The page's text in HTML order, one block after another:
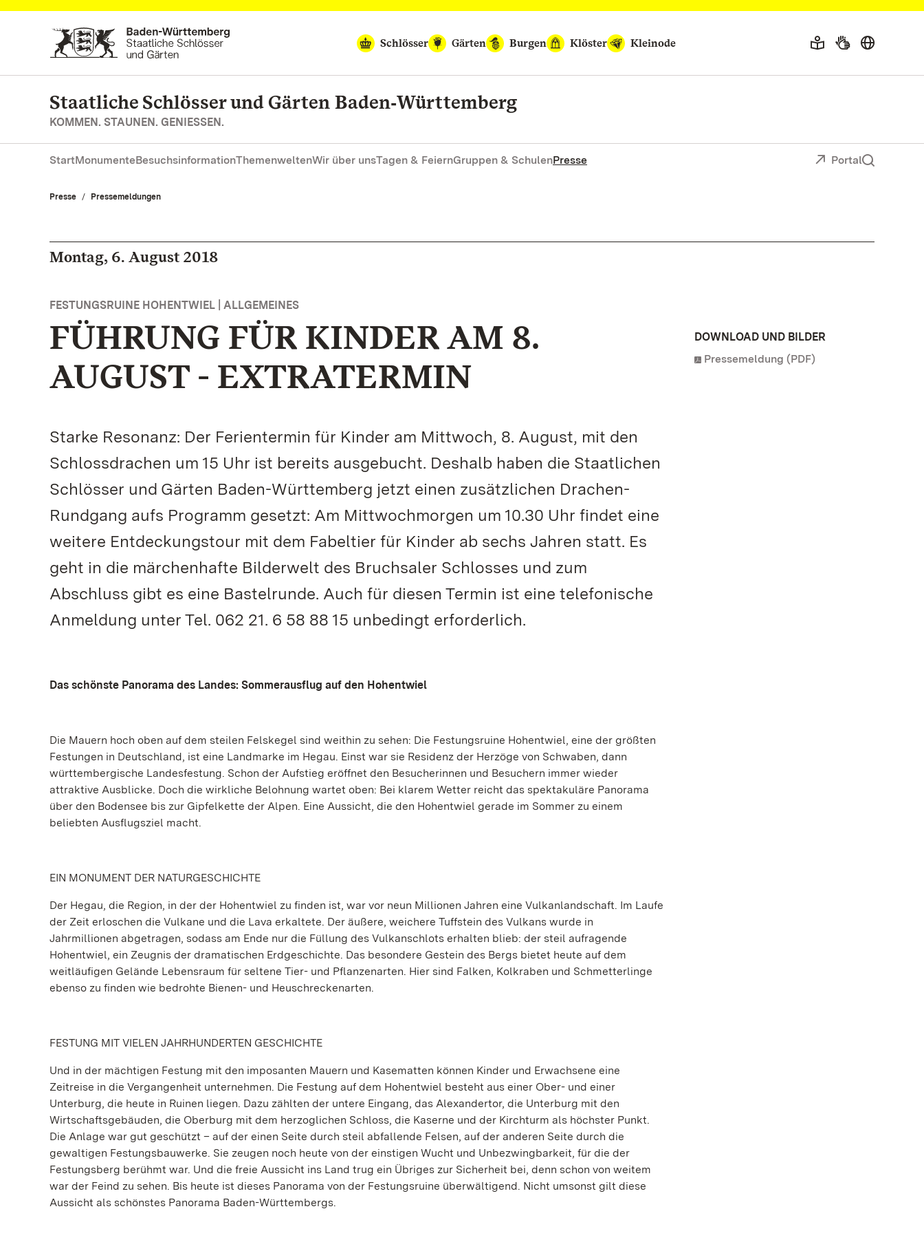
Zum Hauptinhalt springen
Schlösser
Gärten Burgen Klöster Kleinode
Staatliche Schlösser und Gärten Baden‑Württemberg
KOMMEN. STAUNEN. GENIESSEN.
StartMonumenteBesuchsinformationThemenweltenWir über unsTagen & FeiernGruppen & SchulenPresse Portal
Presse Pressemeldungen
Montag, 6. August 2018
FESTUNGSRUINE HOHENTWIEL | ALLGEMEINES
FÜHRUNG FÜR KINDER AM 8.
AUGUST - EXTRATERMIN
Starke Resonanz: Der Ferientermin für Kinder am Mittwoch, 8. August, mit den
Schlossdrachen um 15 Uhr ist bereits ausgebucht. Deshalb haben die Staatlichen
Schlösser und Gärten Baden-Württemberg jetzt einen zusätzlichen Drachen-
Rundgang aufs Programm gesetzt: Am Mittwochmorgen um 10.30 Uhr findet eine
weitere Entdeckungstour mit dem Fabeltier für Kinder ab sechs Jahren statt. Es
geht in die märchenhafte Bilderwelt des Bruchsaler Schlosses und zum
Abschluss gibt es eine Bastelrunde. Auch für diesen Termin ist eine telefonische
Anmeldung unter Tel. 062 21. 6 58 88 15 unbedingt erforderlich.
Das schönste Panorama des Landes: Sommerausflug auf den Hohentwiel
Die Mauern hoch oben auf dem steilen Felskegel sind weithin zu sehen: Die Festungsruine Hohentwiel, eine der größten
Festungen in Deutschland, ist eine Landmarke im Hegau. Einst war sie Residenz der Herzöge von Schwaben, dann
württembergische Landesfestung. Schon der Aufstieg eröffnet den Besucherinnen und Besuchern immer wieder
attraktive Ausblicke. Doch die wirkliche Belohnung wartet oben: Bei klarem Wetter reicht das spektakuläre Panorama
über den Bodensee bis zur Gipfelkette der Alpen. Eine Aussicht, die den Hohentwiel gerade im Sommer zu einem
beliebten Ausflugsziel macht.
EIN MONUMENT DER NATURGESCHICHTE
Der Hegau, die Region, in der der Hohentwiel zu finden ist, war vor neun Millionen Jahren eine Vulkanlandschaft. Im Laufe
der Zeit erloschen die Vulkane und die Lava erkaltete. Der äußere, weichere Tuffstein des Vulkans wurde in
Jahrmillionen abgetragen, sodass am Ende nur die Füllung des Vulkanschlots erhalten blieb: der steil aufragende
Hohentwiel, ein Zeugnis der dramatischen Erdgeschichte. Das besondere Gestein des Bergs bietet heute auf dem
weitläufigen Gelände Lebensraum für seltene Tier- und Pflanzenarten. Hier sind Falken, Kolkraben und Schmetterlinge
ebenso zu finden wie bedrohte Bienen- und Heuschreckenarten.
FESTUNG MIT VIELEN JAHRHUNDERTEN GESCHICHTE
Und in der mächtigen Festung mit den imposanten Mauern und Kasematten können Kinder und Erwachsene eine
Zeitreise in die Vergangenheit unternehmen. Die Festung auf dem Hohentwiel besteht aus einer Ober- und einer
Unterburg, die heute in Ruinen liegen. Dazu zählten der untere Eingang, das Alexandertor, die Unterburg mit den
Wirtschaftsgebäuden, die Oberburg mit dem herzoglichen Schloss, die Kaserne und der Kirchturm als höchster Punkt.
Die Anlage war gut geschützt – auf der einen Seite durch steil abfallende Felsen, auf der anderen Seite durch die
gewaltigen Festungsbauwerke. Sie zeugen noch heute von der einstigen Wucht und Unbezwingbarkeit, für die der
Festungsberg berühmt war. Und die freie Aussicht ins Land trug ein Übriges zur Sicherheit bei, denn schon von weitem
war der Feind zu sehen. Bis heute ist dieses Panorama von der Festungsruine überwältigend. Nicht umsonst gilt diese
Aussicht als schönstes Panorama Baden-Württembergs.
DOWNLOAD UND BILDER
Pressemeldung (PDF)